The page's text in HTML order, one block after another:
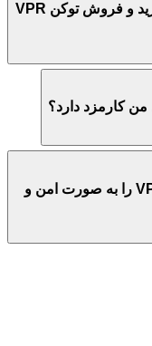
ویژگی های صرافی کیف پول من برای خرید و فروش توکن VPR
چگونه می توان معاملات ارز دیجیتال VPR را به صورت امن و